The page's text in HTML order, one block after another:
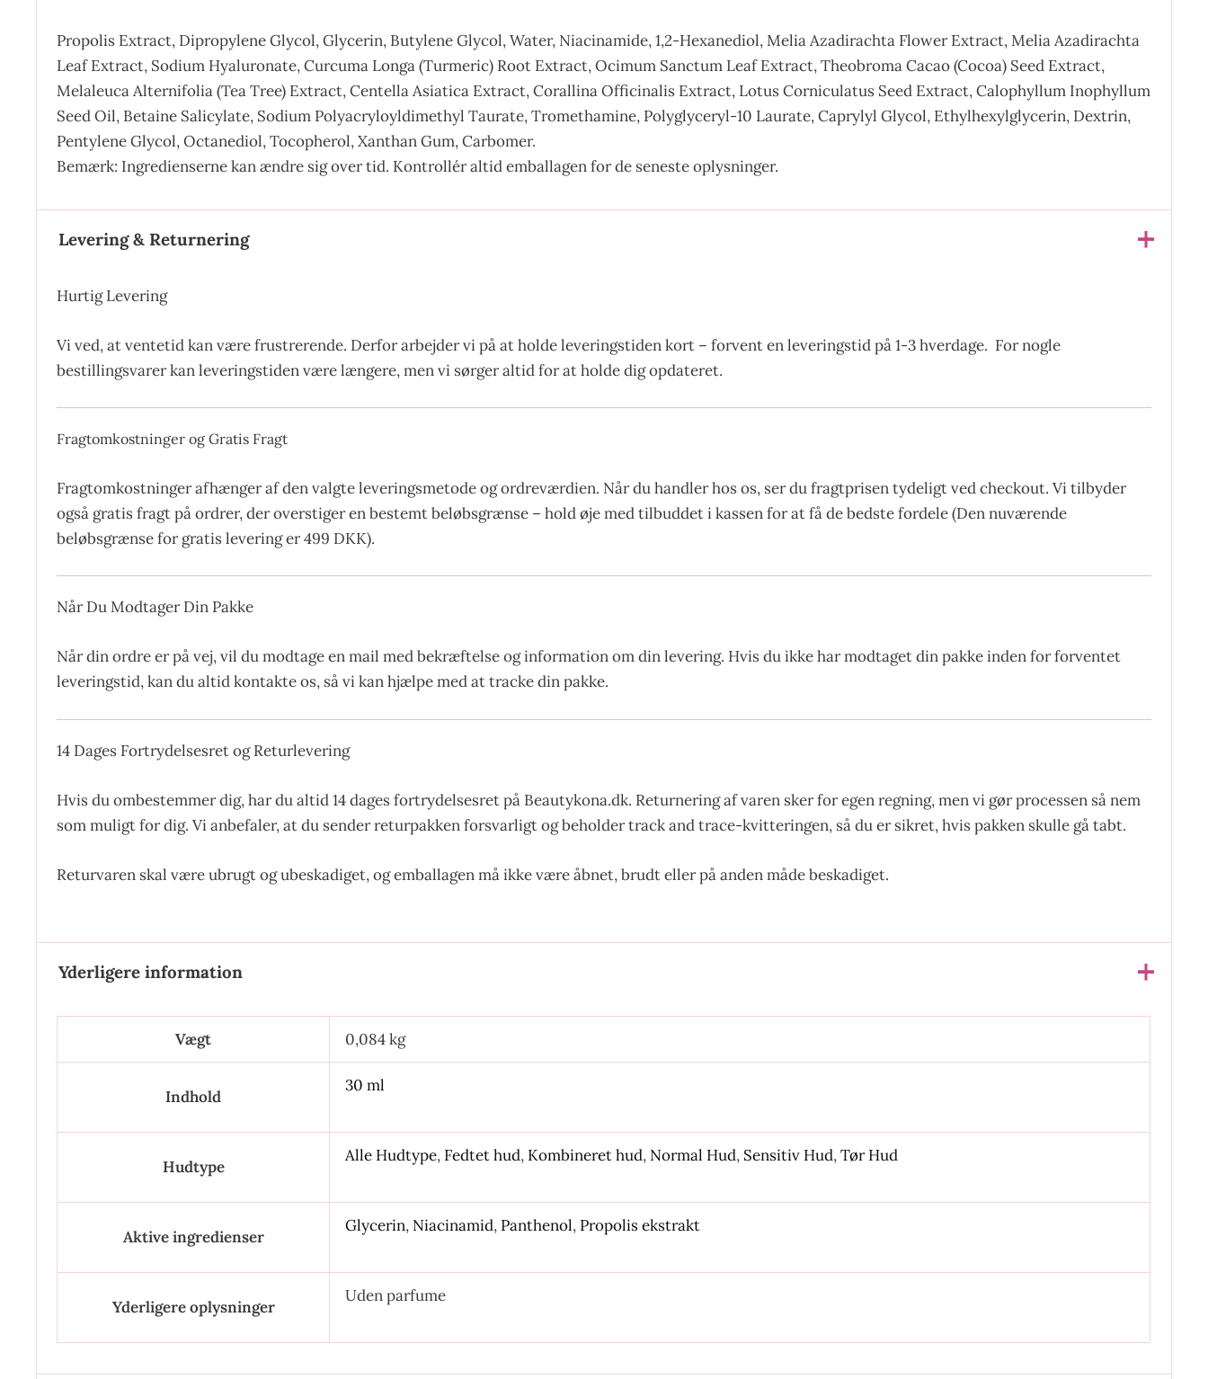
Propolis Extract, Dipropylene Glycol, Glycerin, Butylene Glycol, Water, Niacinamide, 1,2-Hexanediol, Melia Azadirachta Flower Extract, Melia Azadirachta
Leaf Extract, Sodium Hyaluronate, Curcuma Longa (Turmeric) Root Extract, Ocimum Sanctum Leaf Extract, Theobroma Cacao (Cocoa) Seed Extract,
Melaleuca Alternifolia (Tea Tree) Extract, Centella Asiatica Extract, Corallina Officinalis Extract, Lotus Corniculatus Seed Extract, Calophyllum Inophyllum
Seed Oil, Betaine Salicylate, Sodium Polyacryloyldimethyl Taurate, Tromethamine, Polyglyceryl-10 Laurate, Caprylyl Glycol, Ethylhexylglycerin, Dextrin,
Pentylene Glycol, Octanediol, Tocopherol, Xanthan Gum, Carbomer.
Bemærk: Ingredienserne kan ændre sig over tid. Kontrollér altid emballagen for de seneste oplysninger.
Levering & Returnering
Hurtig Levering
Vi ved, at ventetid kan være frustrerende. Derfor arbejder vi på at holde leveringstiden kort – forvent en leveringstid på 1-3 hverdage. For nogle
bestillingsvarer kan leveringstiden være længere, men vi sørger altid for at holde dig opdateret.
Fragtomkostninger og Gratis Fragt
Fragtomkostninger afhænger af den valgte leveringsmetode og ordreværdien. Når du handler hos os, ser du fragtprisen tydeligt ved checkout. Vi tilbyder
også gratis fragt på ordrer, der overstiger en bestemt beløbsgrænse – hold øje med tilbuddet i kassen for at få de bedste fordele (Den nuværende
beløbsgrænse for gratis levering er 499 DKK).
Når Du Modtager Din Pakke
Når din ordre er på vej, vil du modtage en mail med bekræftelse og information om din levering. Hvis du ikke har modtaget din pakke inden for forventet
leveringstid, kan du altid kontakte os, så vi kan hjælpe med at tracke din pakke.
14 Dages Fortrydelsesret og Returlevering
Hvis du ombestemmer dig, har du altid 14 dages fortrydelsesret på Beautykona.dk. Returnering af varen sker for egen regning, men vi gør processen så nem
som muligt for dig. Vi anbefaler, at du sender returpakken forsvarligt og beholder track and trace-kvitteringen, så du er sikret, hvis pakken skulle gå tabt.
Returvaren skal være ubrugt og ubeskadiget, og emballagen må ikke være åbnet, brudt eller på anden måde beskadiget.
Yderligere information
Vægt 0,084 kg
Indhold
30 ml
Hudtype
Alle Hudtype, Fedtet hud, Kombineret hud, Normal Hud, Sensitiv Hud,Tør Hud
Aktive ingredienser
Glycerin, Niacinamid, Panthenol, Propolis ekstrakt
Yderligere oplysninger
Uden parfume